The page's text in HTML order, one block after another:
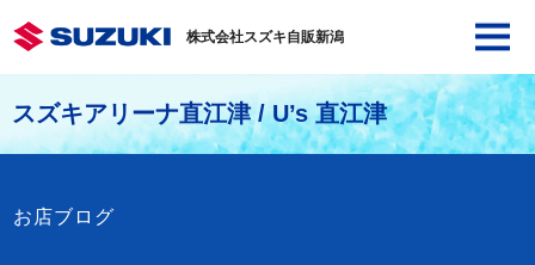
株式会社スズキ自販新潟
スズキアリーナ直江津 / U’s 直江津
お店ブログ